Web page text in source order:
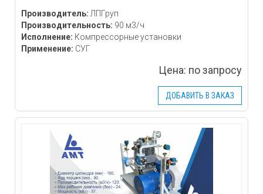
Производитель: ЛПГруп
Производительность: 90 м3/ч
Исполнение: Компрессорные установки
Применение: СУГ
Цена: по запросу
ДОБАВИТЬ В ЗАКАЗ